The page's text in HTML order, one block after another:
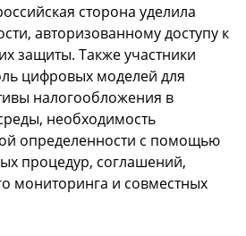
сторона уделила
авторизованному доступу к
защиты. Также участники
цифровых моделей для
налогообложения в
необходимость
определенности с помощью
процедур, соглашений,
мониторинга и совместных